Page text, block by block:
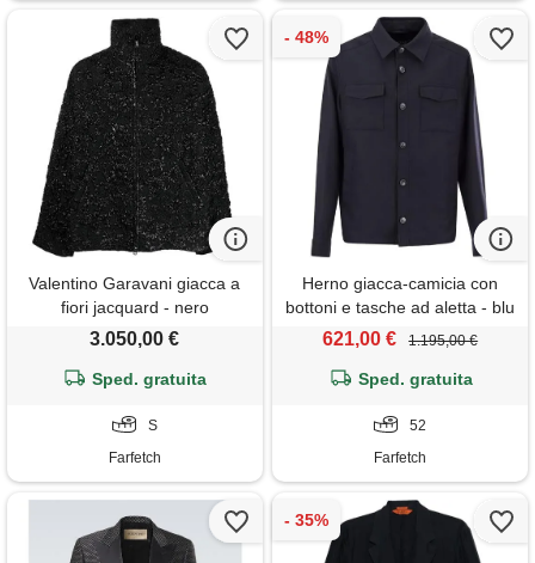
Valentino Garavani giacca a
fiori jacquard - nero
3.050,00 €
Sped. gratuita
S
Farfetch
Herno giacca-camicia con
bottoni e tasche ad aletta - blu
621,00 € 1.195,00 €
Sped. gratuita
52
Farfetch